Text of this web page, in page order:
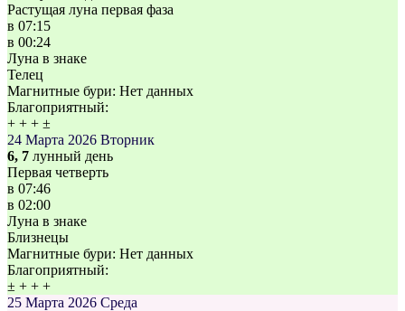
Растущая луна первая фаза
в 07:15
в 00:24
Луна в знаке
Телец
Магнитные бури: Нет данных
Благоприятный:
+ + + ±
24 Марта 2026 Вторник
6, 7 лунный день
Первая четверть
в 07:46
в 02:00
Луна в знаке
Близнецы
Магнитные бури: Нет данных
Благоприятный:
± + + +
25 Марта 2026 Среда